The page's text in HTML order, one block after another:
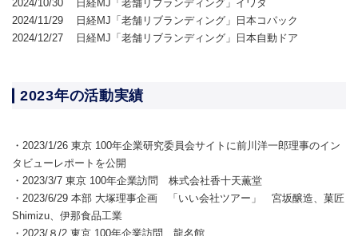
2024/10/30 日経MJ「老舗リブランディング」イワタ
2024/11/29 日経MJ「老舗リブランディング」日本コパック
2024/12/27 日経MJ「老舗リブランディング」日本自動ドア
2023年の活動実績
・2023/1/26 東京 100年企業研究委員会サイトに前川洋一郎理事のイン
タビューレポートを公開
・2023/3/7 東京 100年企業訪問 株式会社香十天薫堂
・2023/6/29 本部 大塚理事企画 「いい会社ツアー」 宮坂醸造、菓匠
Shimizu、伊那食品工業
・2023/８/2 東京 100年企業訪問 龍名館